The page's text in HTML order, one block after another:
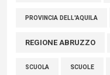
PROVINCIA DELL'AQUILA
REGIONE ABRUZZO
SCUOLA SCUOLE